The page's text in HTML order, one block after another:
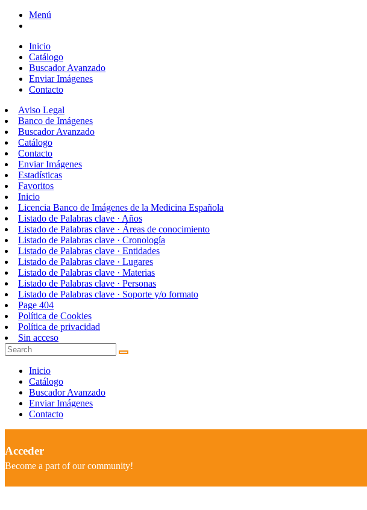
Menú
Inicio
Catálogo
Buscador Avanzado
Enviar Imágenes
Contacto
Aviso Legal
Banco de Imágenes
Buscador Avanzado
Catálogo
Contacto
Enviar Imágenes
Estadísticas
Favoritos
Inicio
Licencia Banco de Imágenes de la Medicina Española
Listado de Palabras clave · Años
Listado de Palabras clave · Áreas de conocimiento
Listado de Palabras clave · Cronología
Listado de Palabras clave · Entidades
Listado de Palabras clave · Lugares
Listado de Palabras clave · Materias
Listado de Palabras clave · Personas
Listado de Palabras clave · Soporte y/o formato
Page 404
Política de Cookies
Política de privacidad
Sin acceso
Inicio
Catálogo
Buscador Avanzado
Enviar Imágenes
Contacto
Acceder
Become a part of our community!